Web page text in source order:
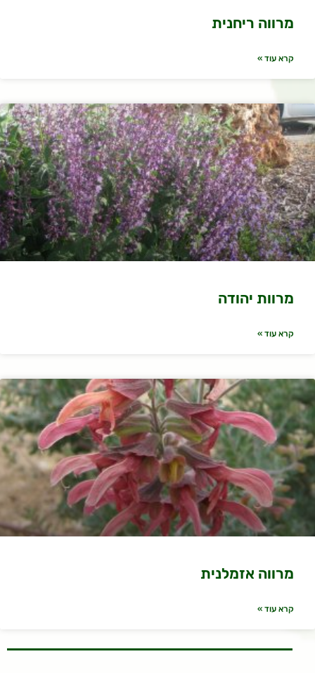
מרווה ריחנית
קרא עוד »
מרוות יהודה
קרא עוד »
מרווה אזמלנית
קרא עוד »